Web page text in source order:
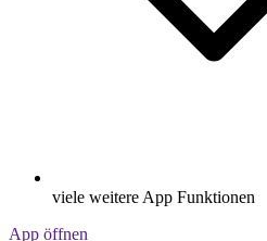
viele weitere App Funktionen
App öffnen